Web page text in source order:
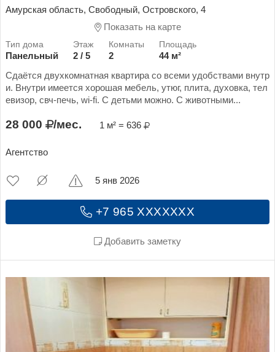
Амурская область, Свободный, Островского, 4
Показать на карте
Панельный 2 / 5 2
44 м²
Сдаётся двухкомнатная квартира со всеми удобствами внутр
и. Внутри имеется хорошая мебель, утюг, плита, духовка, тел
евизор, свч-печь, wi-fi. С детьми можно. С животными...
28 000 /мес. 1 м² = 636
Агентство
+7 965 XXXXXXX
Добавить заметку
5 янв 2026